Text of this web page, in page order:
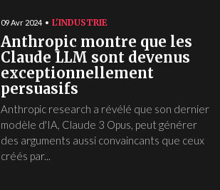
09 Avr 2024 L'INDUSTRIE
Anthropic montre que les
Claude LLM sont devenus
exceptionnellement
persuasifs
Anthropic research a révélé que son dernier
modèle d'IA, Claude 3 Opus, peut générer
des arguments aussi convaincants que ceux
créés par...